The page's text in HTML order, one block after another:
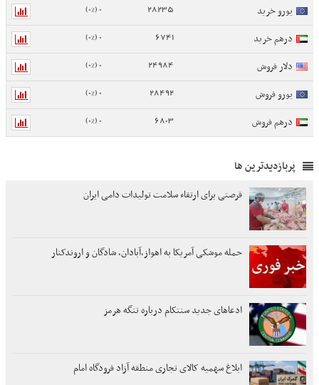
یورو خرید 28235
0 (0%)
درهم خرید 6741
0 (0%)
دلار فروش 24984
0 (0%)
یورو فروش 28492
0 (0%)
درهم فروش 6803
0 (0%)
پربازدیدترین ها
فرصتی برای ارتقاء سلامت تولیدات دامی ایران
حمله موشکی آمریکا به اهواز،آبادان، شادگان و اروندکنار
ادعاهای جدید سنتکام درباره تنگه هرمز
ابلاغ سهمیه کالای تجاری منطقه آزاد فرودگاه امام